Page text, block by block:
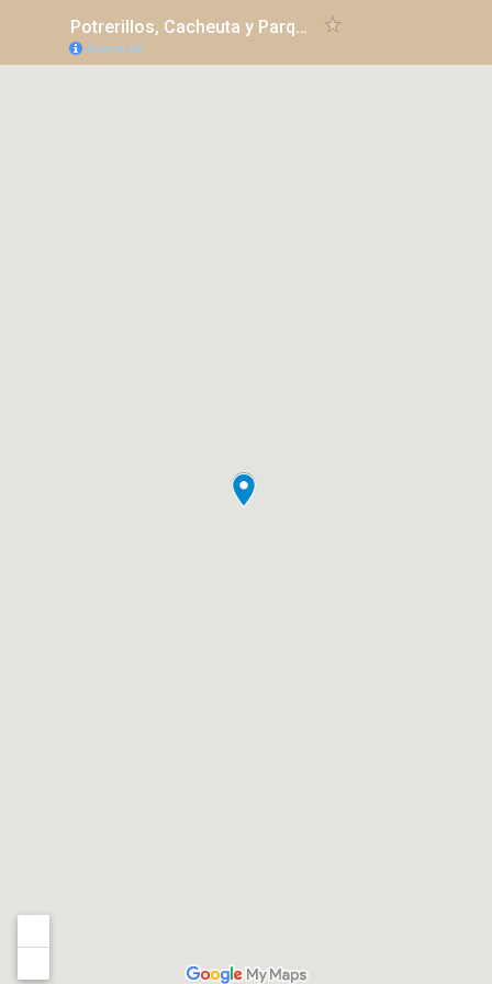
Potrerillos, Cacheuta y Parque Provincial Cordón del Plata
Acerca de